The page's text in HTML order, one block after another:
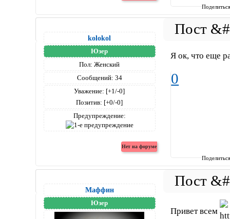
kolokol
Юзер
Пол: Женский
Сообщений: 34
Уважение: [+1/-0]
Позитив: [+0/-0]
Предупреждение:
Я ок, что еще
0
Маффин
Юзер
Привет всем